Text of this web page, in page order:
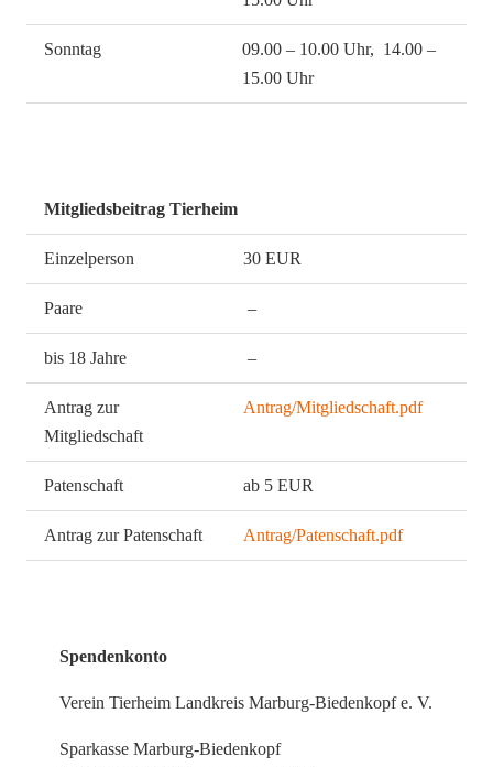
Sonntag
09.00 – 10.00 Uhr, 14.00 –
15.00 Uhr
Mitgliedsbeitrag Tierheim
Einzelperson 30 EUR
Paare –
bis 18 Jahre –
Antrag zur
Mitgliedschaft
Antrag/Mitgliedschaft.pdf
Patenschaft ab 5 EUR
Antrag zur Patenschaft Antrag/Patenschaft.pdf
Spendenkonto
Verein Tierheim Landkreis Marburg-Biedenkopf e. V.
Sparkasse Marburg-Biedenkopf